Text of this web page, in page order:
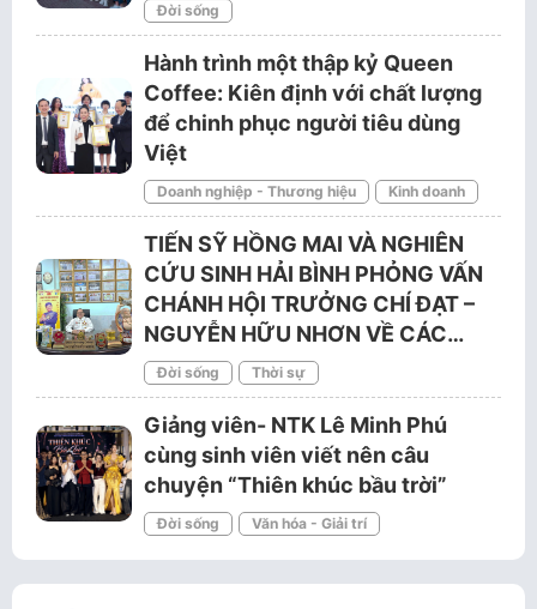
Đời sống
Hành trình một thập kỷ Queen
Coffee: Kiên định với chất lượng
để chinh phục người tiêu dùng
Việt
Doanh nghiệp - Thương hiệu Kinh doanh
TIẾN SỸ HỒNG MAI VÀ NGHIÊN
CỨU SINH HẢI BÌNH PHỎNG VẤN
CHÁNH HỘI TRƯỞNG CHÍ ĐẠT –
NGUYỄN HỮU NHƠN VỀ CÁC…
Đời sống Thời sự
Giảng viên- NTK Lê Minh Phú
cùng sinh viên viết nên câu
chuyện “Thiên khúc bầu trời”
Đời sống Văn hóa - Giải trí